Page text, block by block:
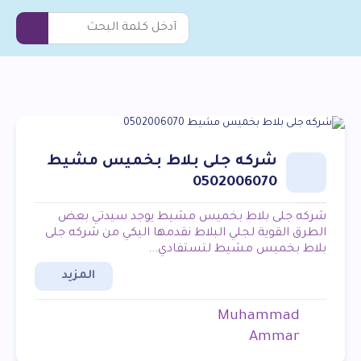
شركه جلى بلاط بخميس مشيط
0502006070
شركه جلى بلاط بخميس مشيط يوجد سيدتي بعض
الطرق القوية لجلي البلاط نقدمها اليكي من شركه جلى
بلاط بخميس مشيط لتستفادي...
المزيد
Muhammad
Ammar